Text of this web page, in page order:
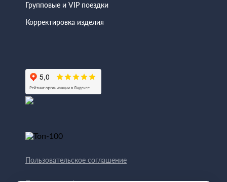
Групповые и VIP поездки
Корректировка изделия
Пользовательское соглашение